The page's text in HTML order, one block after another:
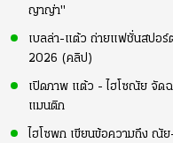
ญาญ่า"
เบลล่า-แต้ว ถ่ายแฟชั่นสปอร์
2026 (คลิป)
เปิดภาพ แต้ว - ไฮโซณัย จัดฉ
แมนติก
ไฮโซพก เขียนข้อความถึง ณั